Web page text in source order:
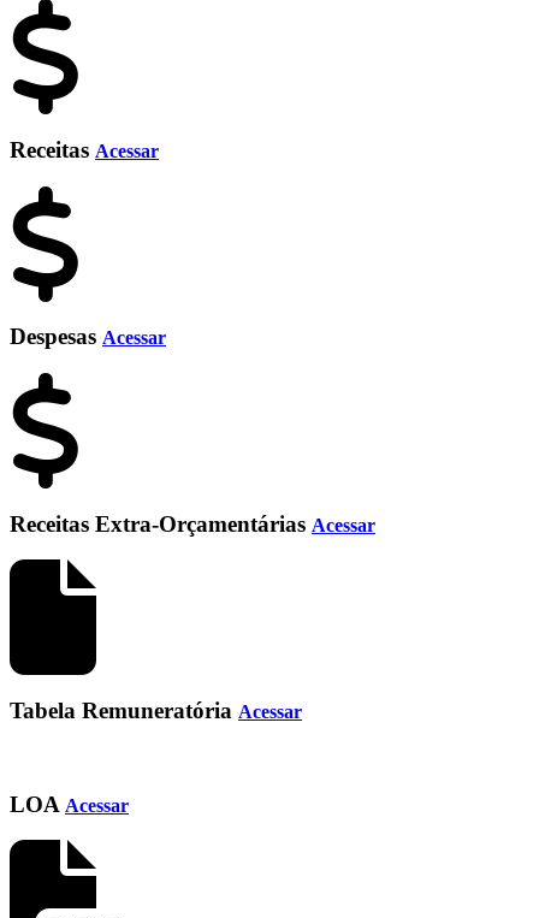
Receitas Acessar
Despesas Acessar
Receitas Extra-Orçamentárias Acessar
Tabela Remuneratória Acessar
LOA Acessar